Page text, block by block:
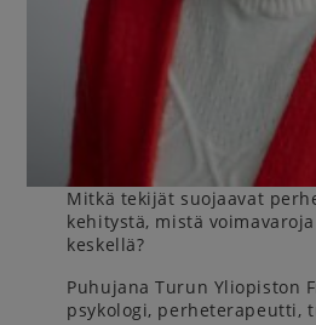
Mitkä tekijät suojaavat
kehitystä, mistä
keskellä?
Puhujana Turun Yliopiston
psykologi, perheterapeutti,